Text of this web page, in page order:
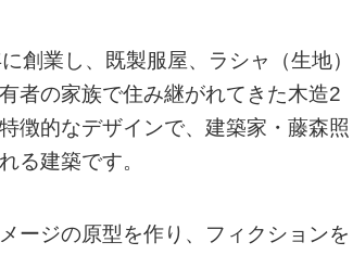
創業し、既製服屋、ラシャ（生地）
者の家族で住み継がれてきた木造2
徴的なデザインで、建築家・藤森照
る建築です。
ージの原型を作り、フィクションを